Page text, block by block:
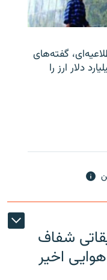
گفته‌های
مجلس درباره گم شدن ۹ میلیارد دلار ارز را
شفاف
اخیر